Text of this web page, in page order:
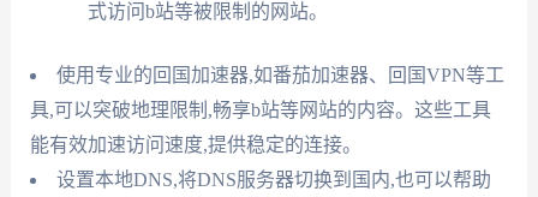
式访问b站等被限制的网站。
使用专业的回国加速器,如番茄加速器、回国VPN等工
具,可以突破地理限制,畅享b站等网站的内容。这些工具
能有效加速访问速度,提供稳定的连接。
设置本地DNS,将DNS服务器切换到国内,也可以帮助